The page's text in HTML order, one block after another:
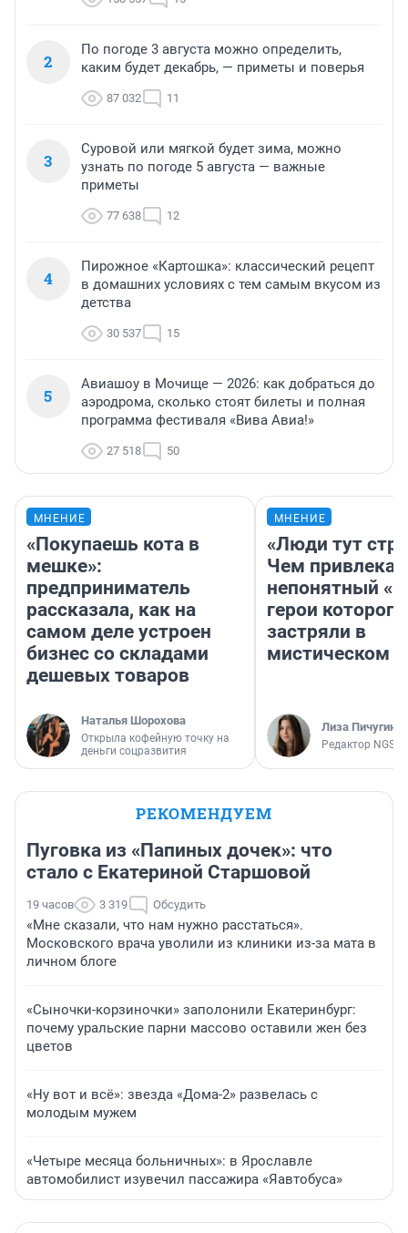
2
По погоде 3 августа можно определить,
каким будет декабрь, — приметы и поверья
87 032 11
3
Суровой или мягкой будет зима, можно
узнать по погоде 5 августа — важные
приметы
77 638 12
4
Пирожное «Картошка»: классический рецепт
в домашних условиях с тем самым вкусом из
детства
30 537 15
5
Авиашоу в Мочище — 2026: как добраться до
аэродрома, сколько стоят билеты и полная
программа фестиваля «Вива Авиа!»
27 518 50
МНЕНИЕ
«Покупаешь кота в
мешке»:
предприниматель
рассказала, как на
самом деле устроен
бизнес со складами
дешевых товаров
Наталья Шорохова
Открыла кофейную точку на
деньги соцразвития
МНЕНИЕ
«Люди тут
Чем
непонятный
герои которого
застряли в
мистическом
Лиза Пичугина
Редактор
РЕКОМЕНДУЕМ
Пуговка из «Папиных дочек»: что
стало с Екатериной Старшовой
19 часов 3 319 Обсудить
«Мне сказали, что нам нужно расстаться».
Московского врача уволили из клиники из-за мата в
личном блоге
«Сыночки-корзиночки» заполонили Екатеринбург:
почему уральские парни массово оставили жен без
цветов
«Ну вот и всё»: звезда «Дома-2» развелась с
молодым мужем
«Четыре месяца больничных»: в Ярославле
автомобилист изувечил пассажира «Яавтобуса»